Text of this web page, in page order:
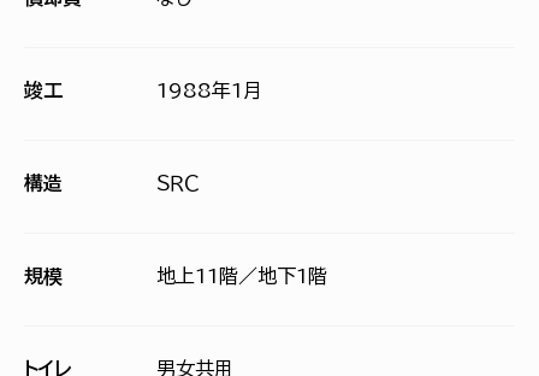
竣工 1988年1月
構造 ＳＲＣ
規模 地上11階／地下1階
トイレ 男女共用